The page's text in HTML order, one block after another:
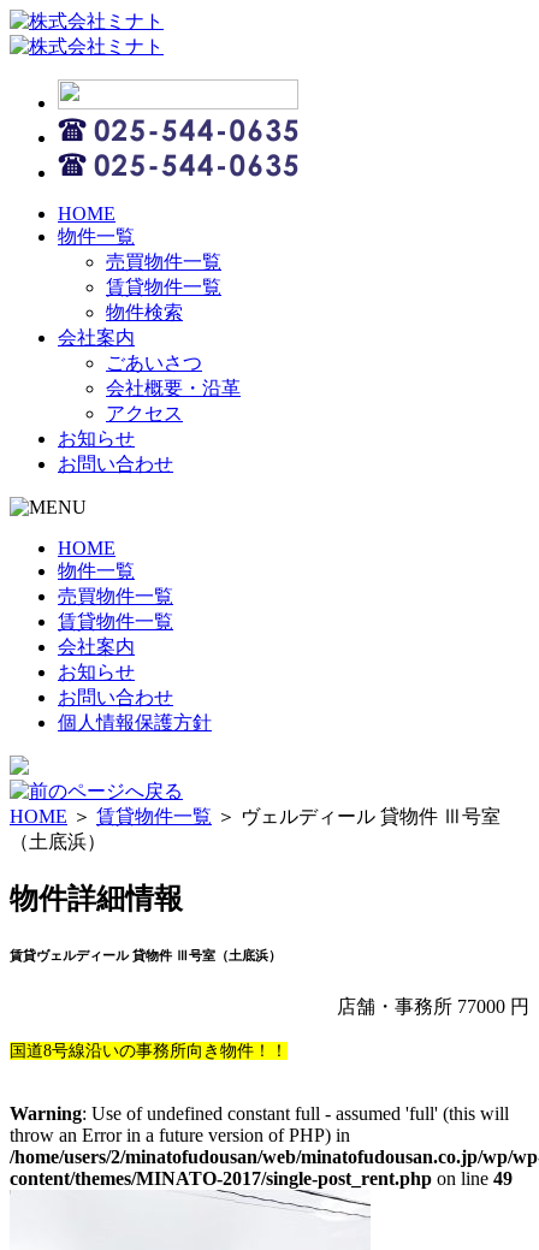
HOME
物件一覧
売買物件一覧
賃貸物件一覧
物件検索
会社案内
ごあいさつ
会社概要・沿革
アクセス
お知らせ
お問い合わせ
HOME
物件一覧
売買物件一覧
賃貸物件一覧
会社案内
お知らせ
お問い合わせ
個人情報保護方針
HOME ＞ 賃貸物件一覧 ＞ ヴェルディール 貸物件 Ⅲ号室
（土底浜）
物件詳細情報
賃貸ヴェルディール 貸物件 Ⅲ号室（土底浜）
店舗・事務所 77000 円
国道8号線沿いの事務所向き物件！！
Warning: Use of undefined constant full - assumed 'full' (this will
throw an Error in a future version of PHP) in
/home/users/2/minatofudousan/web/minatofudousan.co.jp/wp/
content/themes/MINATO-2017/single-post_rent.php on line 49